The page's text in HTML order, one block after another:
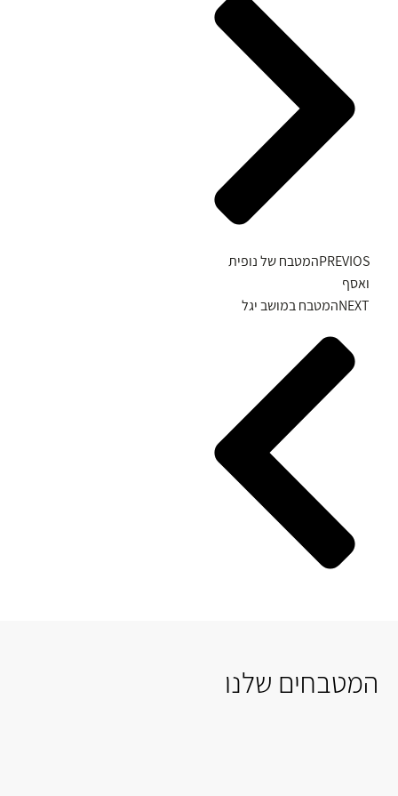
PREVIOSהמטבח של נופית
ואסף
NEXTהמטבח במושב יגל
המטבחים שלנו